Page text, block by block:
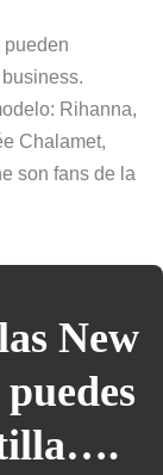
Rihanna,
Chalamet,
son fans de la
New